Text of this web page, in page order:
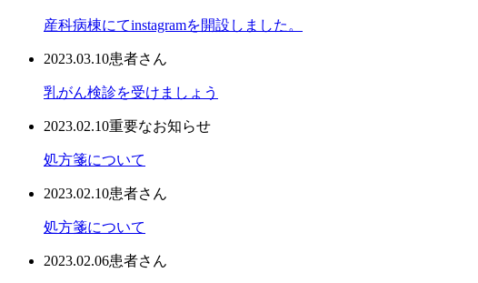
産科病棟にてinstagramを開設しました。
2023.03.10患者さん
乳がん検診を受けましょう
2023.02.10重要なお知らせ
処方箋について
2023.02.10患者さん
処方箋について
2023.02.06患者さん